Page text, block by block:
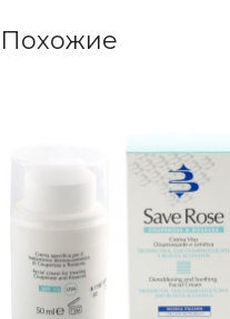
Похожие